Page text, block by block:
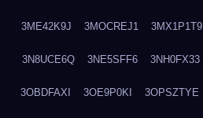
3ME42K9J 3MOCREJ1 3MX1P1T9
3N8UCE6Q 3NE5SFF6 3NH0FX33
3OBDFAXI 3OE9P0KI 3OPSZTYE